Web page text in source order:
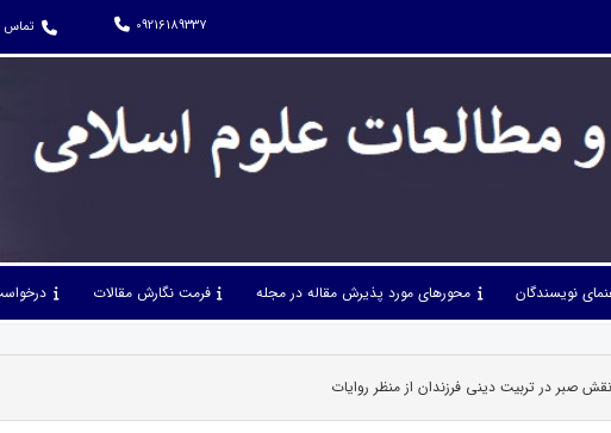
09216189337 تماس
نویسندگان محورهای مورد پذیرش مقاله در مجله فرمت نگارش مقالات
نقش صبر در تربیت دینی فرزندان از منظر روایات